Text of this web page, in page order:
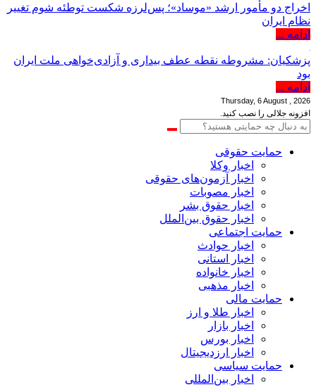
اخراج دو مأمور ارشد «موساد»؛ پس‌لرزه شکست توطئه شوم تغییر
نظام ایران
ادامه ...
پزشکیان: مشروطه نقطه عطف بیداری و آزادی‌خواهی ملت ایران
بود
ادامه ...
Thursday, 6 August , 2026
افزونه جلالی را نصب کنید.
حمایت حقوقی
اخبار وکلا
اخبار آزمون‌های حقوقی
اخبار مصوبات
اخبار حقوق بشر
اخبار حقوق بین‌الملل
حمایت اجتماعی
اخبار حوادث
اخبار استانی
اخبار خانواده
اخبار مذهبی
حمایت مالی
اخبار طلا و ارز
اخبار بازار
اخبار بورس
اخبار ارزدیجیتال
حمایت سیاسی
اخبار بین‌المللی